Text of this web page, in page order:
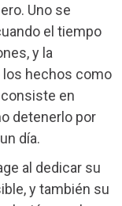
Uno se
el tiempo
y la
los hechos como
en
detenerlo por
día.
al dedicar su
y también su